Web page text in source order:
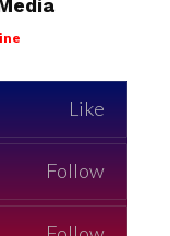
Like
Follow